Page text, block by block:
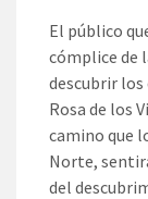
El público
cómplice de
descubrir
Rosa de los
camino que
Norte,
del